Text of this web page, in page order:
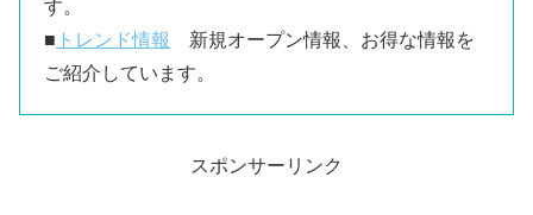
す。
■ トレンド情報
新規オープン情報、お得な情報を
ご紹介しています。
スポンサーリンク